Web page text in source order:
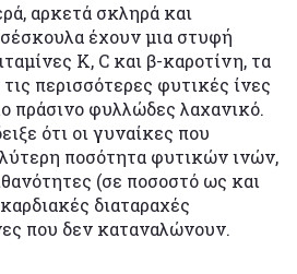
αρκετά σκληρά και
έχουν μια στυφή
Κ, C και β-καροτίνη, τα
περισσότερες φυτικές ίνες
πράσινο φυλλώδες λαχανικό.
ότι οι γυναίκες που
ποσότητα φυτικών ινών,
(σε ποσοστό ως και
διαταραχές
που δεν καταναλώνουν.